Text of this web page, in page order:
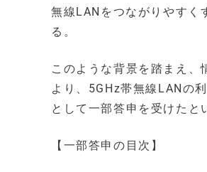
無線LANをつながりやすく
る。
このような背景を踏まえ
より、5GHz帯無線LANの
として一部答申を受けたと
【一部答申の目次】